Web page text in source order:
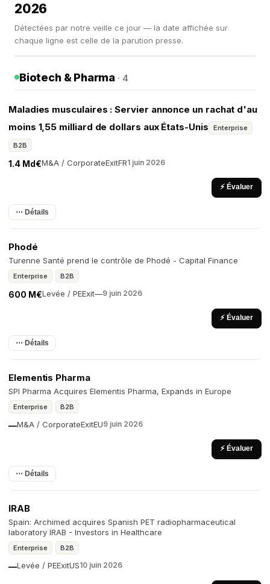
2026
Détectées par notre veille ce jour — la date affichée sur
chaque ligne est celle de la parution presse.
Biotech & Pharma · 4
Maladies musculaires : Servier annonce un rachat d'au
moins 1,55 milliard de dollars aux États-Unis
Enterprise
B2B
M&A / Corporate
1.4 Md€ ExitFR1 juin 2026
⚡ Évaluer
⋯ Détails
Phodé
Turenne Santé prend le contrôle de Phodé - Capital Finance
Enterprise B2B
Levée / PE
600 M€ Exit—9 juin 2026
⚡ Évaluer
⋯ Détails
Elementis Pharma
SPI Pharma Acquires Elementis Pharma, Expands in Europe
Enterprise B2B
M&A / Corporate
— ExitEU9 juin 2026
⚡ Évaluer
⋯ Détails
IRAB
Spain: Archimed acquires Spanish PET radiopharmaceutical
laboratory IRAB - Investors in Healthcare
Enterprise B2B
Levée / PE
— ExitUS10 juin 2026